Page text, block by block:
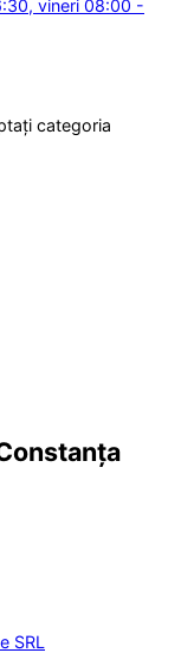
vineri 08:00 -
categoria
SRL